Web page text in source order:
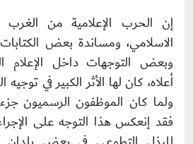
إن الحرب الإعلامية من
الاسلامي، ومساندة بعض
وبعض التوجهات داخل الإعلام
أعلاه، كان لها الأثر الكبير في
ولما كان الموظفون الرسميون
فقد إنعكس هذا التوجه على